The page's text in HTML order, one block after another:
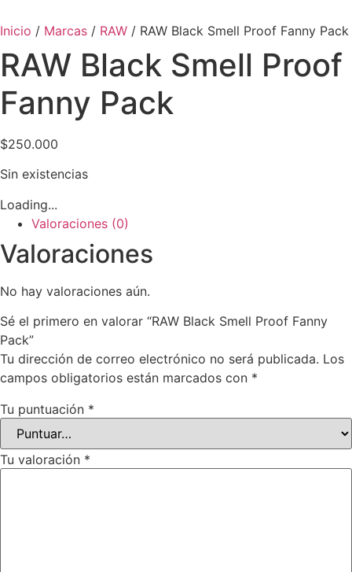
Inicio / Marcas / RAW / RAW Black Smell Proof Fanny Pack
RAW Black Smell Proof
Fanny Pack
$250.000
Sin existencias
Loading...
Valoraciones (0)
Valoraciones
No hay valoraciones aún.
Sé el primero en valorar “RAW Black Smell Proof Fanny
Pack”
Tu dirección de correo electrónico no será publicada. Los
campos obligatorios están marcados con *
Tu puntuación *
Tu valoración *